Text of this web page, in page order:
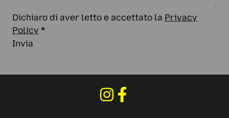
Dichiaro di aver letto e accettato la Privacy
Policy *
Invia